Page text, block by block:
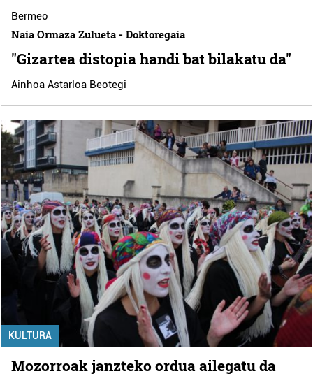
Bermeo
Naia Ormaza Zulueta - Doktoregaia
"Gizartea distopia handi bat bilakatu da"
Ainhoa Astarloa Beotegi
KULTURA
Mozorroak janzteko ordua ailegatu da